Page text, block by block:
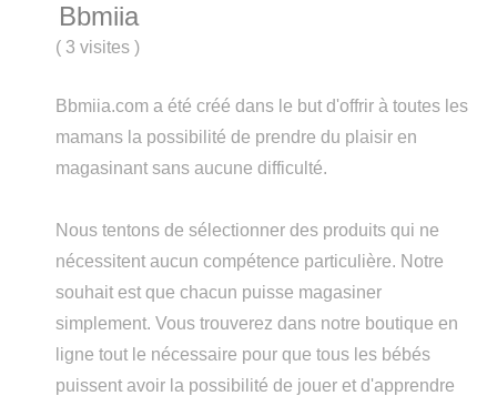
Bbmiia
( 3 visites)
Bbmiia.com a été créé dans le but d'offrir à toutes les
mamans la possibilité de prendre du plaisir en
magasinant sans aucune difficulté.
Nous tentons de sélectionner des produits qui ne
nécessitent aucun compétence particulière. Notre
souhait est que chacun puisse magasiner
simplement. Vous trouverez dans notre boutique en
ligne tout le nécessaire pour que tous les bébés
puissent avoir la possibilité de jouer et d'apprendre